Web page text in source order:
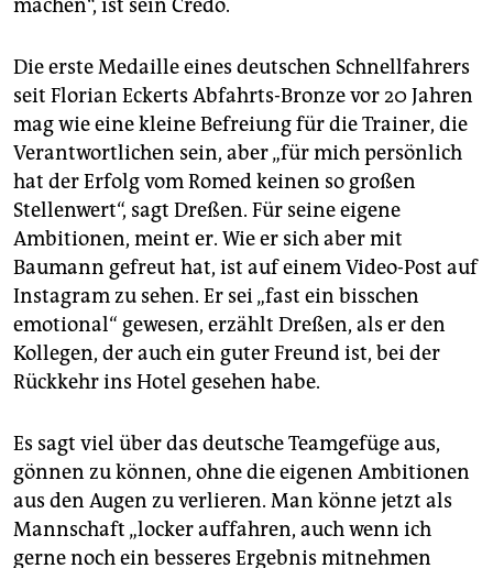
machen“, ist sein Credo.
Die erste Medaille eines deutschen Schnellfahrers
seit Florian Eckerts Abfahrts-Bronze vor 20 Jahren
mag wie eine kleine Befreiung für die Trainer, die
Verantwortlichen sein, aber „für mich persönlich
hat der Erfolg vom Romed keinen so großen
Stellenwert“, sagt Dreßen. Für seine eigene
Ambitionen, meint er. Wie er sich aber mit
Baumann gefreut hat, ist auf einem Video-Post auf
Instagram zu sehen. Er sei „fast ein bisschen
emotional“ gewesen, erzählt Dreßen, als er den
Kollegen, der auch ein guter Freund ist, bei der
Rückkehr ins Hotel gesehen habe.
Es sagt viel über das deutsche Teamgefüge aus,
gönnen zu können, ohne die eigenen Ambitionen
aus den Augen zu verlieren. Man könne jetzt als
Mannschaft „locker auffahren, auch wenn ich
gerne noch ein besseres Ergebnis mitnehmen